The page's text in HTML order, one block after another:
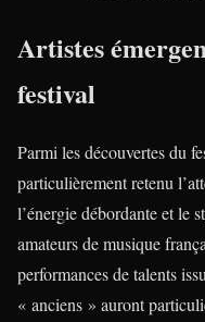
Artistes
festival
Parmi les découvertes du
particulièrement retenu
l’énergie débordante et le
amateurs de musique
performances de talents
« anciens » auront